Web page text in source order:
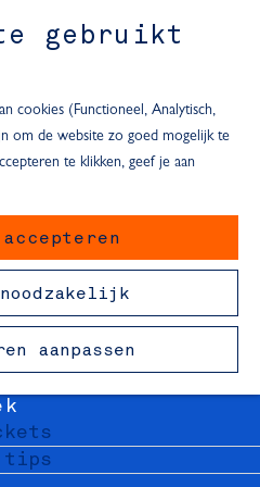
gebruikt
cookies (Functioneel, Analytisch,
om de website zo goed mogelijk te
te klikken, geef je aan
aanpassen
een dagje Delft
het strand
omgeving van Delft
in de buurt
in Delft
tips